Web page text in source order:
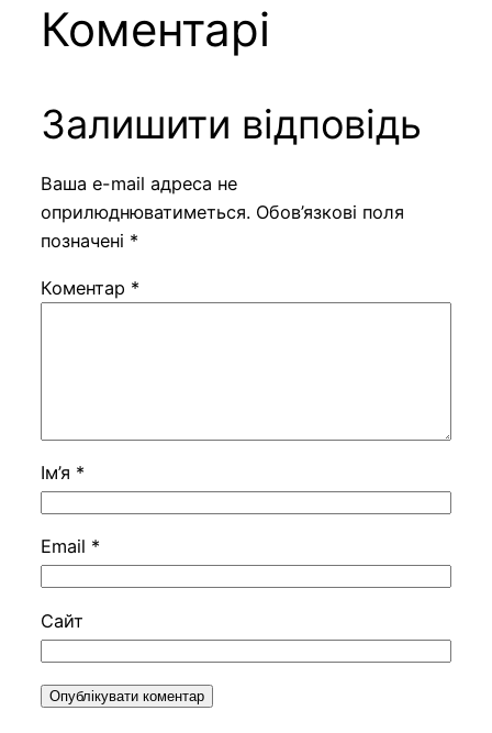
Коментарі
Залишити відповідь
Ваша e-mail адреса не
оприлюднюватиметься. Обов’язкові поля
позначені *
Коментар *
Ім’я *
Email *
Сайт